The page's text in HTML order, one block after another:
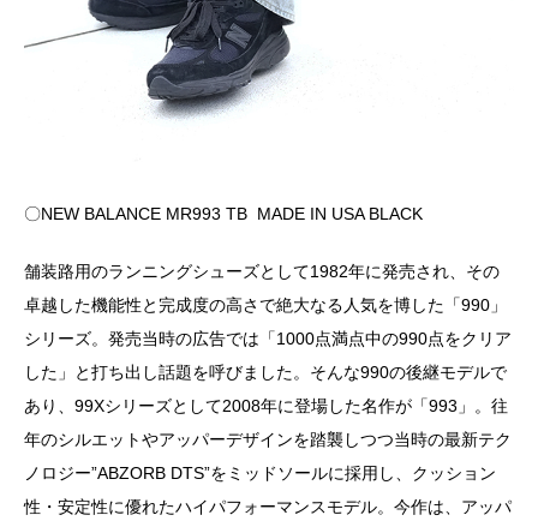
〇NEW BALANCE MR993 TB MADE IN USA BLACK
舗装路用のランニングシューズとして1982年に発売され、その
卓越した機能性と完成度の高さで絶大なる人気を博した「990」
シリーズ。発売当時の広告では「1000点満点中の990点をクリア
した」と打ち出し話題を呼びました。そんな990の後継モデルで
あり、99Xシリーズとして2008年に登場した名作が「993」。往
年のシルエットやアッパーデザインを踏襲しつつ当時の最新テク
ノロジー”ABZORB DTS”をミッドソールに採用し、クッション
性・安定性に優れたハイパフォーマンスモデル。今作は、アッパ